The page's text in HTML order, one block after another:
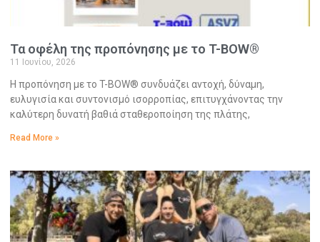
Τα οφέλη της προπόνησης με το T-BOW®
11 Ιουνίου, 2026
Η προπόνηση με το T-BOW® συνδυάζει αντοχή, δύναμη,
ευλυγισία και συντονισμό ισορροπίας, επιτυγχάνοντας την
καλύτερη δυνατή βαθιά σταθεροποίηση της πλάτης,
Read More »